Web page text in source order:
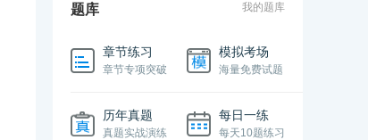
题库 我的题库
章节练习
章节专项突破
模拟考场
海量免费试题
历年真题
真题实战演练
每日一练
每天10题练习